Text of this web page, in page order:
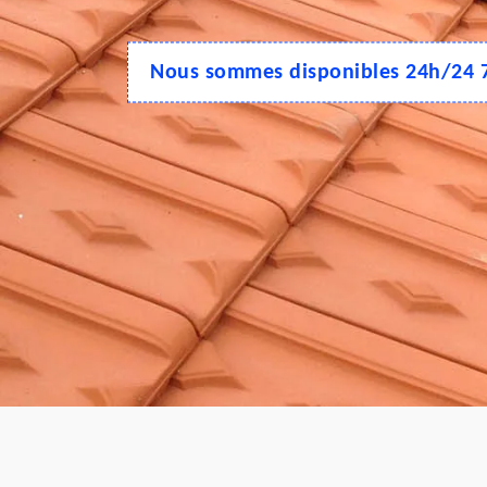
Nous sommes disponibles 24h/24